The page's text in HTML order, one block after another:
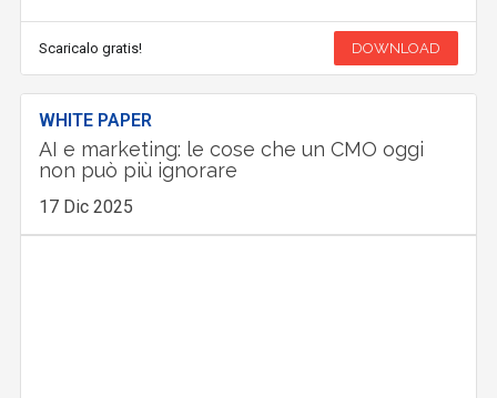
Scaricalo gratis! DOWNLOAD
WHITE PAPER
AI e marketing: le cose che un CMO oggi
non può più ignorare
17 Dic 2025